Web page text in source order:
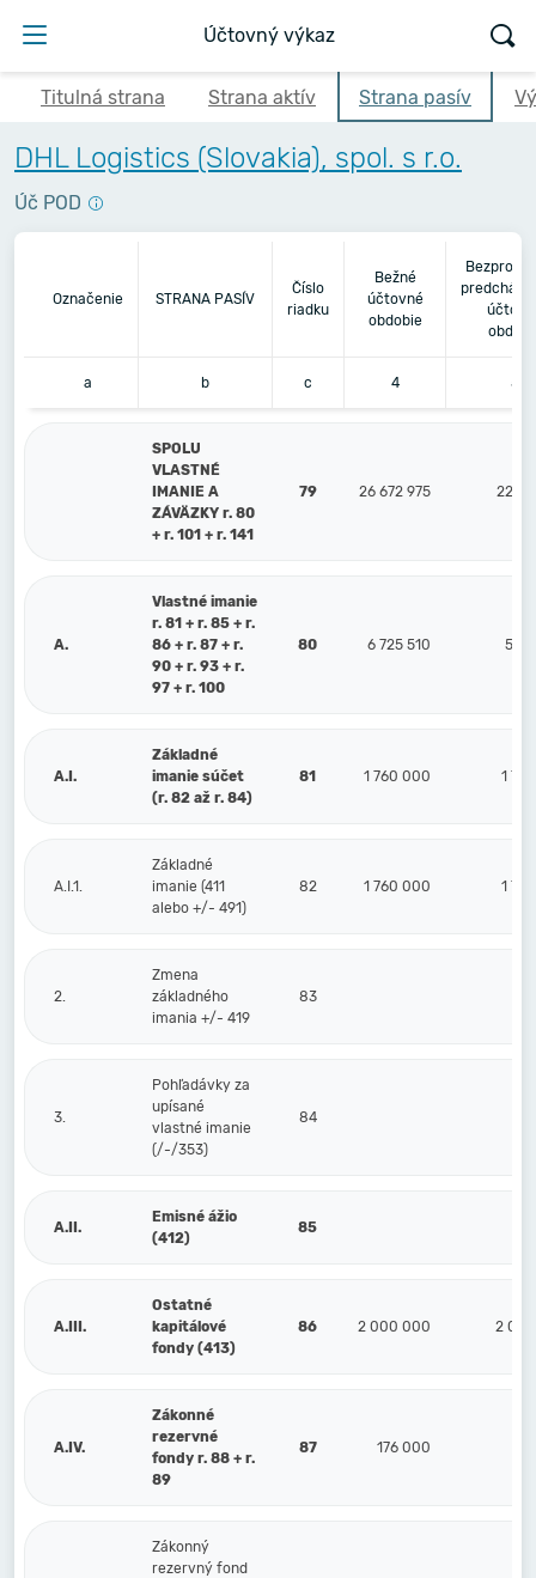
Účtovný výkaz
Titulná strana Strana aktív Strana pasív
DHL Logistics (Slovakia), spol. s r.o.
Úč POD
Označenie STRANA PASÍV
Číslo
riadku
Bežné
účtovné
obdobie
a b c 4 5
SPOLU
VLASTNÉ
IMANIE A
ZÁVÄZKY r. 80
+ r. 101 + r. 141
79 26 672 975 22
A.
Vlastné imanie
r. 81 + r. 85 + r.
86 + r. 87 + r.
90 + r. 93 + r.
97 + r. 100
80 6 725 510 5
A.I.
Základné
imanie súčet
(r. 82 až r. 84)
81 1 760 000 1
A.I.1.
Základné
imanie (411
alebo +/- 491)
82 1 760 000 1
2.
Zmena
základného
imania +/- 419
83
3.
Pohľadávky za
upísané
vlastné imanie
(/-/353)
84
A.II.
Emisné ážio
(412)
85
A.III.
Ostatné
kapitálové
fondy (413)
86 2 000 000 2
A.IV.
Zákonné
rezervné
fondy r. 88 + r.
89
87 176 000
Zákonný
rezervný fond